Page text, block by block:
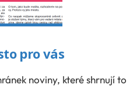
pro vás
noviny, které shrnují to